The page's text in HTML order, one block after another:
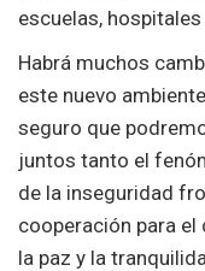
escuelas,
Habrá muchos
este nuevo
seguro que
juntos tanto el
de la inseguridad
cooperación para
la paz y la